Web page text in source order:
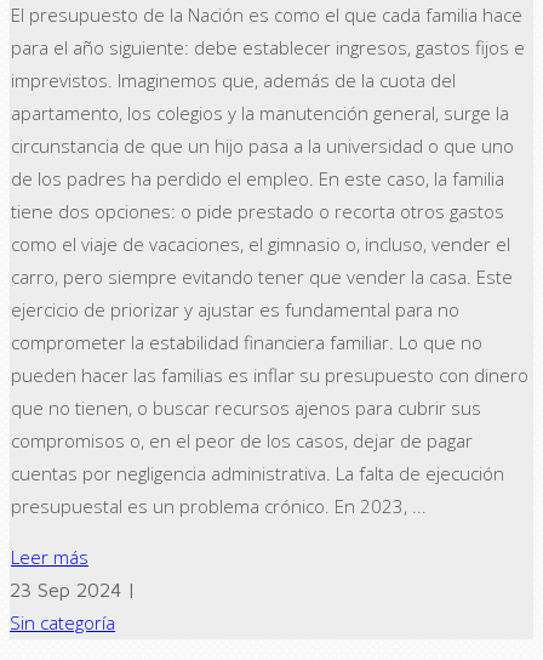
El presupuesto de la Nación es como el que cada familia hace
para el año siguiente: debe establecer ingresos, gastos fijos e
imprevistos. Imaginemos que, además de la cuota del
apartamento, los colegios y la manutención general, surge la
circunstancia de que un hijo pasa a la universidad o que uno
de los padres ha perdido el empleo. En este caso, la familia
tiene dos opciones: o pide prestado o recorta otros gastos
como el viaje de vacaciones, el gimnasio o, incluso, vender el
carro, pero siempre evitando tener que vender la casa. Este
ejercicio de priorizar y ajustar es fundamental para no
comprometer la estabilidad financiera familiar. Lo que no
pueden hacer las familias es inflar su presupuesto con dinero
que no tienen, o buscar recursos ajenos para cubrir sus
compromisos o, en el peor de los casos, dejar de pagar
cuentas por negligencia administrativa. La falta de ejecución
presupuestal es un problema crónico. En 2023, ...
Leer más
23 Sep 2024 |
Sin categoría